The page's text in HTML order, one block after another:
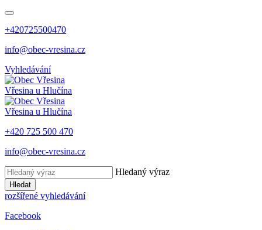
+420725500470
info@obec-vresina.cz
Vyhledávání
Vřesina u Hlučína
Vřesina u Hlučína
+420 725 500 470
info@obec-vresina.cz
Hledaný výraz
Hledat
rozšířené vyhledávání
Facebook